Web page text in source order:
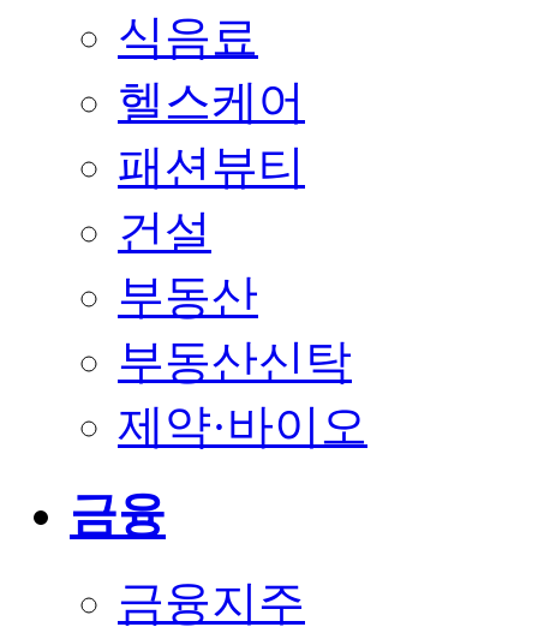
식음료
헬스케어
패션뷰티
건설
부동산
부동산신탁
제약·바이오
금융
금융지주